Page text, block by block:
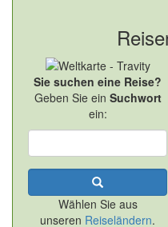
Sie suchen eine Reise?
Geben Sie ein Suchwort
ein:
Wählen Sie aus
unseren Reiseländern.